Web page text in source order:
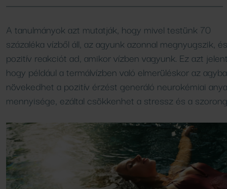
VENDÉGLÁTÁS
Vendéglátóhelyeink
A tanulmányok azt mutatják, hogy mivel testünk 70
százaléka vízből áll, az agyunk azonnal megnyugszik, és
pozitív reakciót ad, amikor vízben vagyunk. Ez azt
hogy például a termálvízben való elmerüléskor az
növekedhet a pozitív érzést generáló neurokémiai
mennyisége, ezáltal csökkenhet a stressz és a